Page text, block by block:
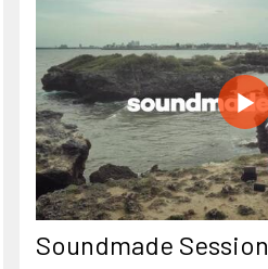
Soundmade Session